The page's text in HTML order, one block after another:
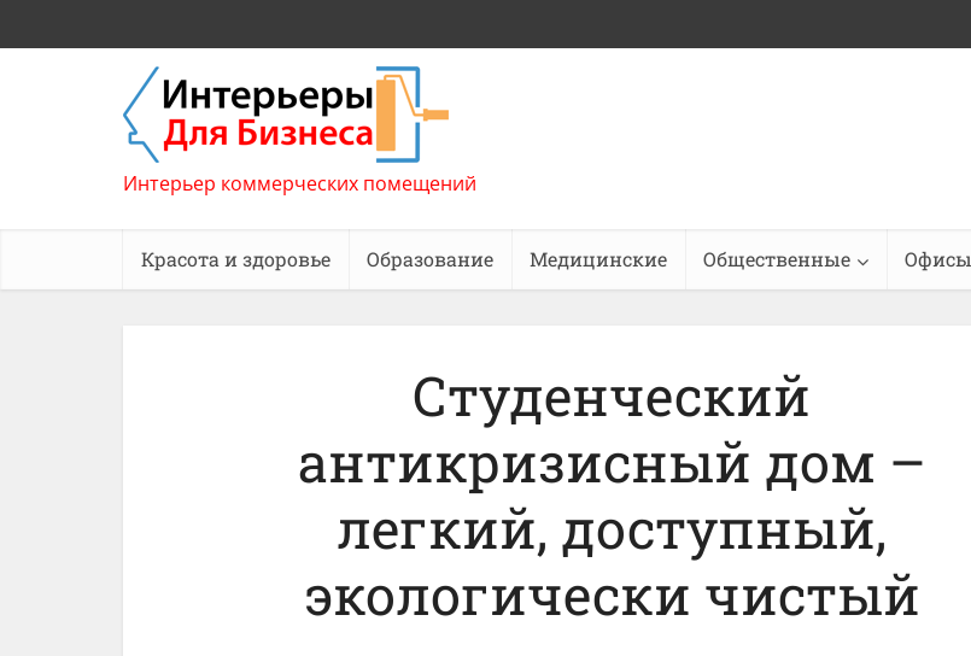
Интерьер коммерческих помещений
Красота и здоровье Образование Медицинские Общественные Офисы
Студенческий
антикризисный дом –
легкий, доступный,
экологически чистый